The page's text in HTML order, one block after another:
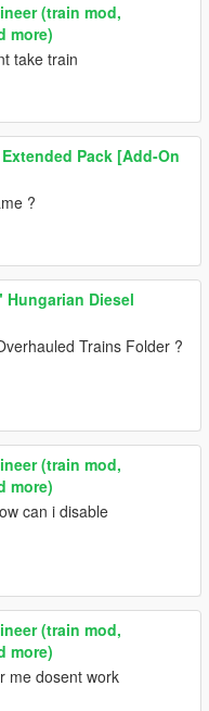
(train mod,
more)
take train
Pack [Add-On
?
Hungarian Diesel
Trains Folder ?
(train mod,
more)
can i disable
(train mod,
more)
me dosent work